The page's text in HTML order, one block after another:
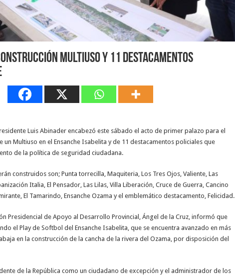
Multiuso y 11 destacamentos
Luis Abinader encabezó este sábado el acto de primer palazo para el
un Multiuso en el Ensanche Isabelita y de 11 destacamentos policiales que
de la política de seguridad ciudadana.
construidos son; Punta torrecilla, Maquiteria, Los Tres Ojos, Valiente, Las
Italia, El Pensador, Las Lilas, Villa Liberación, Cruce de Guerra, Cancino
El Tamarindo, Ensanche Ozama y el emblemático destacamento, Felicidad.
Presidencial de Apoyo al Desarrollo Provincial, Ángel de la Cruz, informó que
el Play de Softbol del Ensanche Isabelita, que se encuentra avanzado en más
en la construcción de la cancha de la rivera del Ozama, por disposición del
de la República como un ciudadano de excepción y el administrador de los